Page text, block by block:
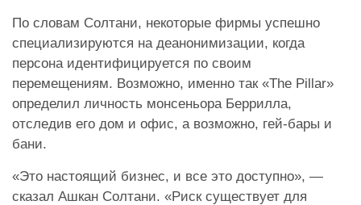
По словам Солтани, некоторые фирмы успешно
специализируются на деанонимизации, когда
персона идентифицируется по своим
перемещениям. Возможно, именно так «The Pillar»
определил личность монсеньора Беррилла,
отследив его дом и офис, а возможно, гей-бары и
бани.
«Это настоящий бизнес, и все это доступно», —
сказал Ашкан Солтани. «Риск существует для